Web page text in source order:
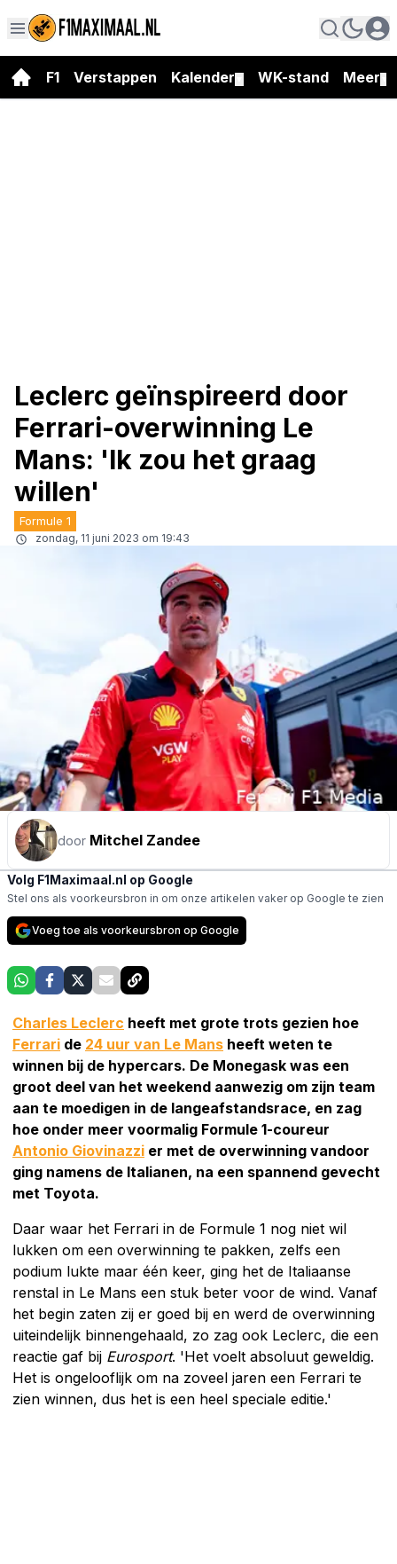
F1 Verstappen Kalender WK-stand Meer
Leclerc geïnspireerd door
Ferrari-overwinning Le
Mans: 'Ik zou het graag
willen'
Formule 1
zondag, 11 juni 2023 om 19:43
door Mitchel Zandee
Volg F1Maximaal.nl op Google
Stel ons als voorkeursbron in om onze artikelen vaker op Google te zien
Voeg toe als voorkeursbron op Google
Charles Leclerc heeft met grote trots gezien hoe
Ferrari de 24 uur van Le Mans heeft weten te
winnen bij de hypercars. De Monegask was een
groot deel van het weekend aanwezig om zijn team
aan te moedigen in de langeafstandsrace, en zag
hoe onder meer voormalig Formule 1-coureur
Antonio Giovinazzi er met de overwinning vandoor
ging namens de Italianen, na een spannend gevecht
met Toyota.
Daar waar het Ferrari in de Formule 1 nog niet wil
lukken om een overwinning te pakken, zelfs een
podium lukte maar één keer, ging het de Italiaanse
renstal in Le Mans een stuk beter voor de wind. Vanaf
het begin zaten zij er goed bij en werd de overwinning
uiteindelijk binnengehaald, zo zag ook Leclerc, die een
reactie gaf bij Eurosport. 'Het voelt absoluut geweldig.
Het is ongelooflijk om na zoveel jaren een Ferrari te
zien winnen, dus het is een heel speciale editie.'